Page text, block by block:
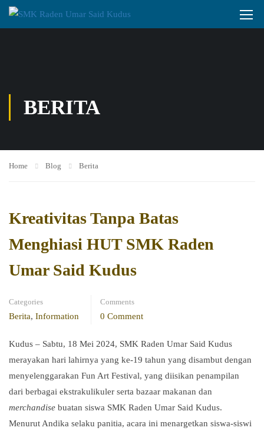
BERITA
Home Blog Berita
Kreativitas Tanpa Batas
Menghiasi HUT SMK Raden
Umar Said Kudus
Categories
Berita, Information
Comments
0 Comment
Kudus – Sabtu, 18 Mei 2024, SMK Raden Umar Said Kudus
merayakan hari lahirnya yang ke-19 tahun yang disambut dengan
menyelenggarakan Fun Art Festival, yang diisikan penampilan
dari berbagai ekstrakulikuler serta bazaar makanan dan
merchandise buatan siswa SMK Raden Umar Said Kudus.
Menurut Andika selaku panitia, acara ini menargetkan siswa-siswi